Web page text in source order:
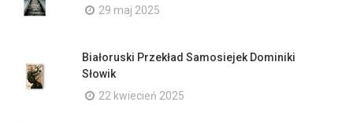
29 maj 2025
Białoruski Przekład Samosiejek Dominiki
Słowik
22 kwiecień 2025